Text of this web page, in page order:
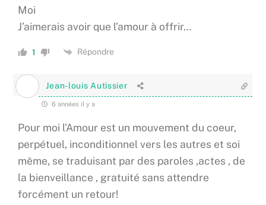
Moi
J’aimerais avoir que l’amour à offrir…
1 Répondre
Jean-louis Autissier
6 années il y a
Pour moi l’Amour est un mouvement du coeur,
perpétuel, inconditionnel vers les autres et soi
même, se traduisant par des paroles ,actes , de
la bienveillance , gratuité sans attendre
forcément un retour!